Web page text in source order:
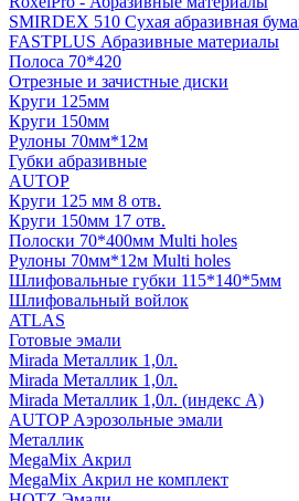
SMIRDEX 510 Сухая абразивная
FASTPLUS Абразивные материалы
Полоса 70*420
Отрезные и зачистные диски
Круги 125мм
Круги 150мм
Рулоны 70мм*12м
Губки абразивные
AUTOP
Круги 125 мм 8 отв.
Круги 150мм 17 отв.
Полоски 70*400мм Multi holes
Рулоны 70мм*12м Multi holes
Шлифовальные губки 115*140*5мм
Шлифовальный войлок
ATLAS
Готовые эмали
Mirada Металлик 1,0л.
Mirada Металлик 1,0л.
Mirada Металлик 1,0л. (индекс А)
AUTOP Аэрозольные эмали
Металлик
MegaMix Акрил
MegaMix Акрил не комплект